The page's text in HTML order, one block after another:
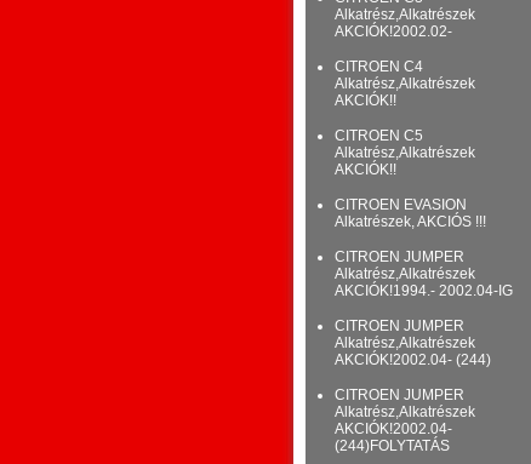
Alkatrész,Alkatrészek
AKCIÓK!2002.02-
CITROEN C4
Alkatrész,Alkatrészek
AKCIÓK!!
CITROEN C5
Alkatrész,Alkatrészek
AKCIÓK!!
CITROEN EVASION
Alkatrészek, AKCIÓS !!!
CITROEN JUMPER
Alkatrész,Alkatrészek
AKCIÓK!1994.- 2002.04-IG
CITROEN JUMPER
Alkatrész,Alkatrészek
AKCIÓK!2002.04- (244)
CITROEN JUMPER
Alkatrész,Alkatrészek
AKCIÓK!2002.04-
(244)FOLYTATÁS